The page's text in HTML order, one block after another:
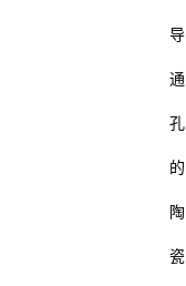
导
通
孔
的
陶
瓷